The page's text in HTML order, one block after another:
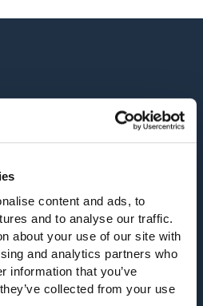
content and ads, to
and to analyse our traffic.
about your use of our site with
and analytics partners who
information that you’ve
collected from your use
der verfügbaren
machen die Lösungen
werden können
der
Dazu gehören unter
Getriebe und der Betrieb
ermöglicht durch die Vielzahl